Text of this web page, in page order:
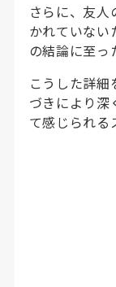
さらに、友
かれていない
の結論に至っ
こうした詳
づきにより深
て感じられる